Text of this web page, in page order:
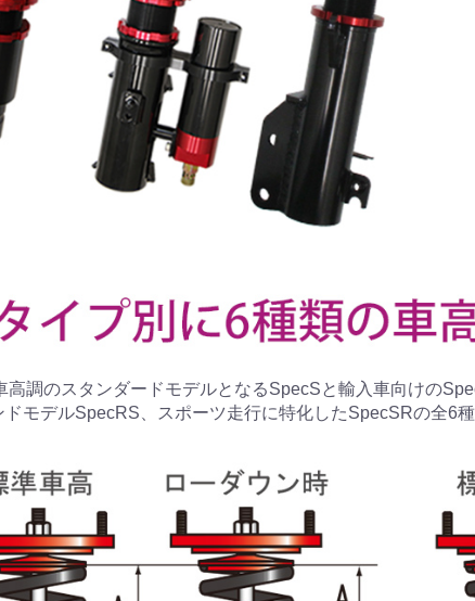
高調のスタンダードモデルとなるSpecSと輸入車向けの
モデルSpecRS、スポーツ走行に特化したSpecSRの全6